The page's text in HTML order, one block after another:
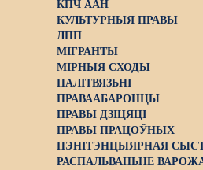
КПЧ ААН
КУЛЬТУРНЫЯ ПРАВЫ
ЛПП
МІГРАНТЫ
МІРНЫЯ СХОДЫ
ПАЛІТВЯЗЬНІ
ПРАВААБАРОНЦЫ
ПРАВЫ ДЗІЦЯЦІ
ПРАВЫ ПРАЦОЎНЫХ
ПЭНІТЭНЦЫЯРНАЯ
РАСПАЛЬВАНЬНЕ